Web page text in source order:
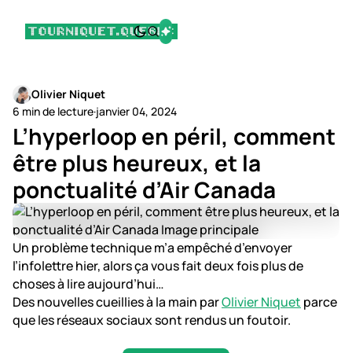
Olivier Niquet
6 min de lecture·janvier 04, 2024
L’hyperloop en péril, comment
être plus heureux, et la
ponctualité d’Air Canada
Un problème technique m’a empêché d’envoyer
l’infolettre hier, alors ça vous fait deux fois plus de
choses à lire aujourd’hui…
Des nouvelles cueillies à la main parOlivier Niquet parce
que les réseaux sociaux sont rendus un foutoir.